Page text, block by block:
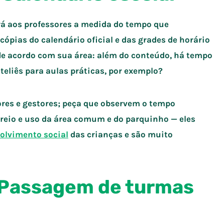
aos professores a medida do tempo que
do calendário oficial e das grades de horário
acordo com sua área: além do conteúdo, há tempo
para aulas práticas, por exemplo?
e gestores; peça que observem o tempo
e uso da área comum e do parquinho — eles
social das crianças e são muito
de turmas